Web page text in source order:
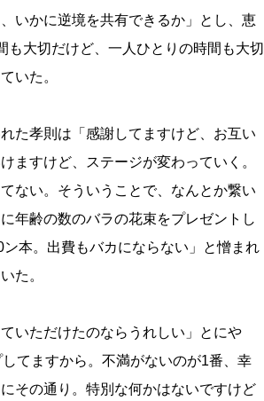
いかに逆境を共有できるか」とし、恵
大切だけど、一人ひとりの時間も大切
いた。
た孝則は「感謝してますけど、お互い
ますけど、ステージが変わっていく。
ない。そういうことで、なんとか繋い
年齢の数のバラの花束をプレゼントし
本。出費もバカにならない」と憎まれ
た。
いただけたのならうれしい」とに
てますから。不満がないのが1番、幸
その通り。特別な何かはないですけど